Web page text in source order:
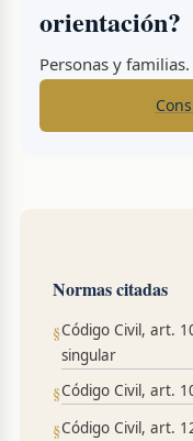
orientación?
Personas y
Normas citadas
Código Civil, art.
singular
Código Civil, art.
Código Civil, art.